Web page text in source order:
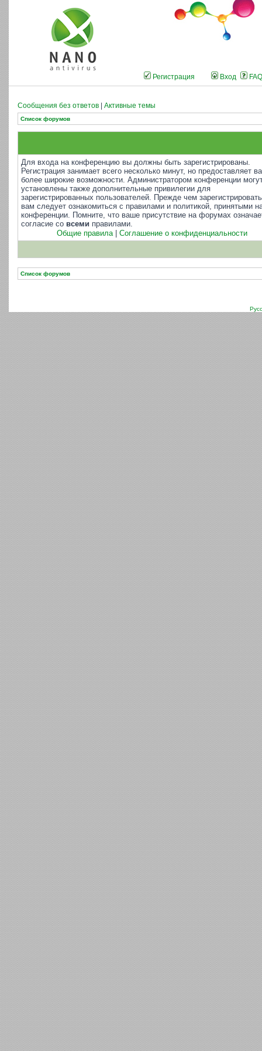
Регистрация Вход FAQ
Сообщения без ответов Активные темы
Список форумов
Для входа на конференцию вы должны быть зарегистрированы.
Регистрация занимает всего несколько минут, но предоставляет
более широкие возможности. Администратором конференции
установлены также дополнительные привилегии для
зарегистрированных пользователей. Прежде чем
вам следует ознакомиться с правилами и политикой, принятыми
конференции. Помните, что ваше присутствие на форумах
согласие со всеми правилами.
Общие правила| Соглашение о конфиденциальности
Список форумов